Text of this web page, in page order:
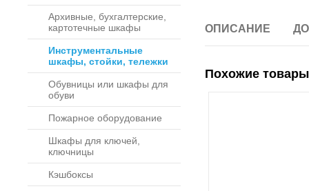
Архивные, бухгалтерские,
картотечные шкафы
Инструментальные
шкафы, стойки, тележки
Обувницы или шкафы для
обуви
Пожарное оборудование
Шкафы для ключей,
ключницы
Кэшбоксы
ОПИСАНИЕ
Похожие